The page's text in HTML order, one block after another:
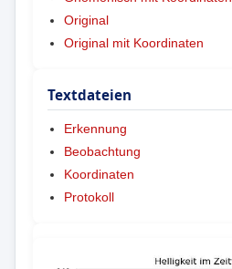
Original
Original mit Koordinaten
Textdateien
Erkennung
Beobachtung
Koordinaten
Protokoll